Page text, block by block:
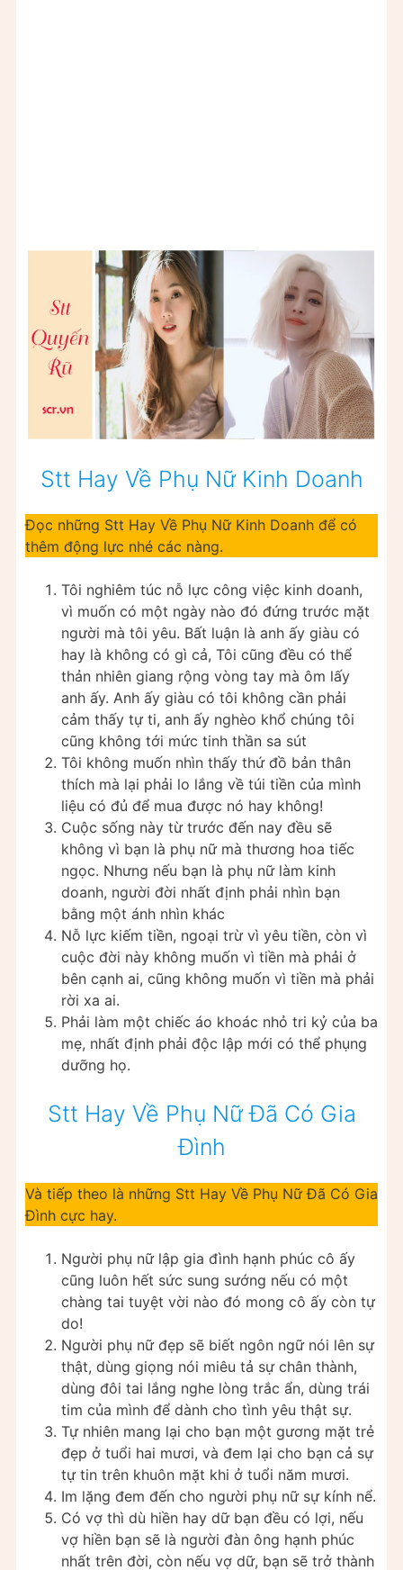
Stt Hay Về Phụ Nữ Kinh Doanh
Đọc những Stt Hay Về Phụ Nữ Kinh Doanh để có
thêm động lực nhé các nàng.
Tôi nghiêm túc nỗ lực công việc kinh doanh,
vì muốn có một ngày nào đó đứng trước mặt
người mà tôi yêu. Bất luận là anh ấy giàu có
hay là không có gì cả, Tôi cũng đều có thể
thản nhiên giang rộng vòng tay mà ôm lấy
anh ấy. Anh ấy giàu có tôi không cần phải
cảm thấy tự ti, anh ấy nghèo khổ chúng tôi
cũng không tới mức tinh thần sa sút
Tôi không muốn nhìn thấy thứ đồ bản thân
thích mà lại phải lo lắng về túi tiền của mình
liệu có đủ để mua được nó hay không!
Cuộc sống này từ trước đến nay đều sẽ
không vì bạn là phụ nữ mà thương hoa tiếc
ngọc. Nhưng nếu bạn là phụ nữ làm kinh
doanh, người đời nhất định phải nhìn bạn
bằng một ánh nhìn khác
Nỗ lực kiếm tiền, ngoại trừ vì yêu tiền, còn vì
cuộc đời này không muốn vì tiền mà phải ở
bên cạnh ai, cũng không muốn vì tiền mà phải
rời xa ai.
Phải làm một chiếc áo khoác nhỏ tri kỷ của ba
mẹ, nhất định phải độc lập mới có thể phụng
dưỡng họ.
Stt Hay Về Phụ Nữ Đã Có Gia
Đình
Và tiếp theo là những Stt Hay Về Phụ Nữ Đã Có Gia
Đình cực hay.
Người phụ nữ lập gia đình hạnh phúc cô ấy
cũng luôn hết sức sung sướng nếu có một
chàng tai tuyệt vời nào đó mong cô ấy còn tự
do!
Người phụ nữ đẹp sẽ biết ngôn ngữ nói lên sự
thật, dùng giọng nói miêu tả sự chân thành,
dùng đôi tai lắng nghe lòng trắc ẩn, dùng trái
tim của mình để dành cho tình yêu thật sự.
Tự nhiên mang lại cho bạn một gương mặt trẻ
đẹp ở tuổi hai mươi, và đem lại cho bạn cả sự
tự tin trên khuôn mặt khi ở tuổi năm mươi.
Im lặng đem đến cho người phụ nữ sự kính nể.
Có vợ thì dù hiền hay dữ bạn đều có lợi, nếu
vợ hiền bạn sẽ là người đàn ông hạnh phúc
nhất trên đời, còn nếu vợ dữ, bạn sẽ trở thành